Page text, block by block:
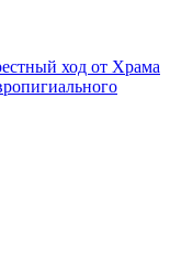
ход от Храма